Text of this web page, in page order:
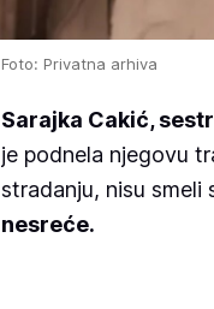
Foto: Privatna arhiva
Sarajka Cakić,
je podnela njegovu
stradanju, nisu smeli
nesreće.